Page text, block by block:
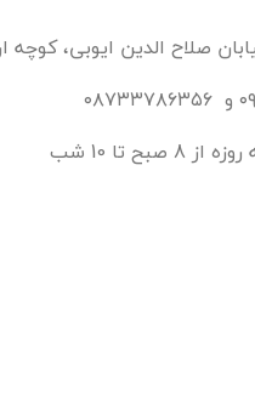
صلاح الدین ایوبی، کوچه
تا 10 شب